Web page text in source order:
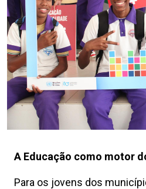
A Educação como motor
Para os jovens dos